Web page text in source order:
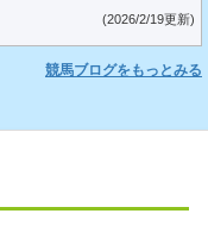
(2026/2/19更新)
競馬ブログをもっとみる